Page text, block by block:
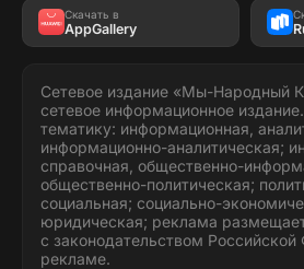
Скачать в
AppGallery
Сетевое издание «Мы-Народный
сетевое информационное
тематику: информационная,
информационно-аналитическая;
справочная, общественно-
общественно-политическая;
социальная; социально-
юридическая; реклама
с законодательством
рекламе.